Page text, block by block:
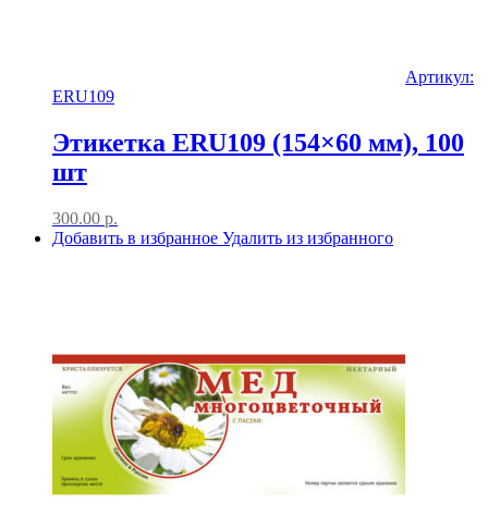
Артикул:
ERU109
Этикетка ERU109 (154×60 мм), 100
шт
300.00 р.
Добавить в избранное Удалить из избранного